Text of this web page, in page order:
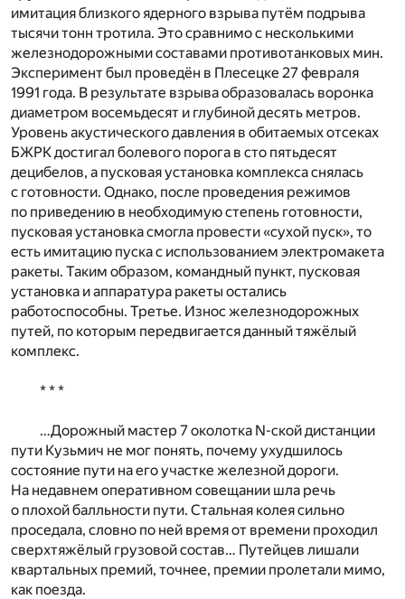
имитация близкого ядерного взрыва путём подрыва
тысячи тонн тротила. Это сравнимо с несколькими
железнодорожными составами противотанковых мин.
Эксперимент был проведён в Плесецке 27 февраля
1991 года. В результате взрыва образовалась воронка
диаметром восемьдесят и глубиной десять метров.
Уровень акустического давления в обитаемых отсеках
БЖРК достигал болевого порога в сто пятьдесят
децибелов, а пусковая установка комплекса снялась
с готовности. Однако, после проведения режимов
по приведению в необходимую степень готовности,
пусковая установка смогла провести «сухой пуск», то
есть имитацию пуска с использованием электромакета
ракеты. Таким образом, командный пункт, пусковая
установка и аппаратура ракеты остались
работоспособны. Третье. Износ железнодорожных
путей, по которым передвигается данный тяжёлый
комплекс.
* * *
…Дорожный мастер 7 околотка N-ской дистанции
пути Кузьмич не мог понять, почему ухудшилось
состояние пути на его участке железной дороги.
На недавнем оперативном совещании шла речь
о плохой балльности пути. Стальная колея сильно
проседала, словно по ней время от времени проходил
сверхтяжёлый грузовой состав… Путейцев лишали
квартальных премий, точнее, премии пролетали мимо,
как поезда.